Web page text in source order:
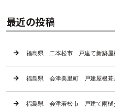
最近の投稿
福島県 二本松市 戸建て新築屋
福島県 会津美里町 戸建屋根葺
福島県 会津若松市 戸建て雨樋